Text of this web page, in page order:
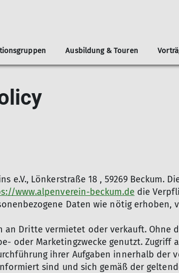
& Wandern
und Wandern
Ausbildung & Touren
Lönkerstraße 18 , 59269 Beckum.
www.alpenverein-beckum.de die
Daten wie nötig erhoben,
an Dritte vermietet oder verkauft. Ohne
oder Marketingzwecke genutzt. Zugriff
ihrer Aufgaben innerhalb der
sind und sich gemäß der